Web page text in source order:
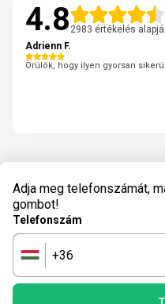
4.8 2983 értékelés
Adrienn F.
Örülök, hogy ilyen gyorsan
Adja meg telefonszámát,
gombot!
Telefonszám
🇭🇺 +36